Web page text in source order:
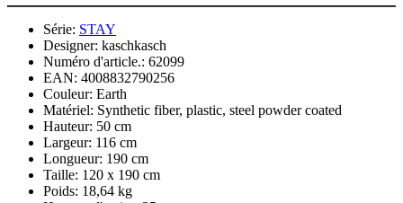
Série: STAY
Designer: kaschkasch
Numéro d'article.: 62099
EAN: 4008832790256
Couleur: Earth
Matériel: Synthetic fiber, plastic, steel powder coated
Hauteur: 50 cm
Largeur: 116 cm
Longueur: 190 cm
Taille: 120 x 190 cm
Poids: 18,64 kg